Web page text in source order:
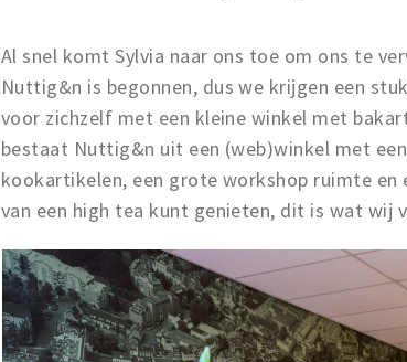
Al snel komt Sylvia naar ons toe om ons te
Nuttig&n is begonnen, dus we krijgen een
voor zichzelf met een kleine winkel met
bestaat Nuttig&n uit een (web)winkel met
kookartikelen, een grote workshop ruimte
van een high tea kunt genieten, dit is wat wij